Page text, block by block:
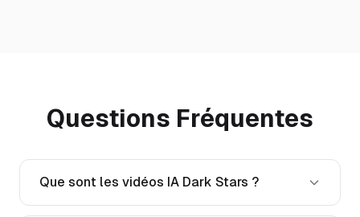
Questions Fréquentes
Que sont les vidéos IA Dark Stars ?